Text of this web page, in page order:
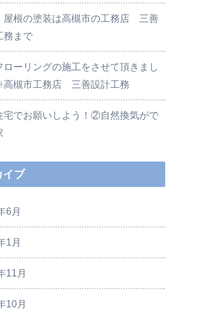
屋根の塗装は高槻市の工務店 三善
務まで
ローリングの施工をさせて頂きまし
槻市工務店 三善設計工務
宅でお願いしよう！②自然換気がで
イブ
6月
1月
11月
10月